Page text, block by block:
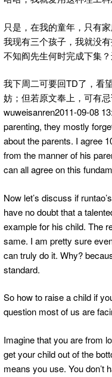
只是，在我的童年，只有
我现有三个孩子，我就没有
不知阎先生何时完成下集
我下周二可要回TD了，看
妨；但若原文奉上，可有忌
wuweisanren2011-09-08
parenting, they mostly
about the parents. I agree
from the manner of his
can all agree on this
Now let’s discuss if
have no doubt that a
example for his child. The
same. I am pretty sure
can truly do it. Why?
standard.
So how to raise a child if
question most of us are
Imagine that you are from
get your child out of the
means you use. You don’t